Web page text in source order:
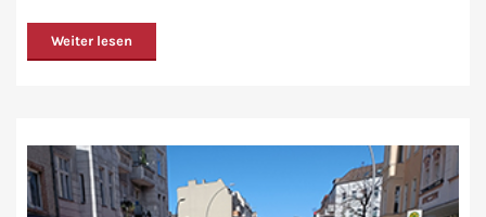
Weiter lesen